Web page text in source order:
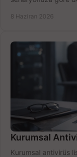
8 Haziran 2026
Kurumsal
Kurumsal antivirüs